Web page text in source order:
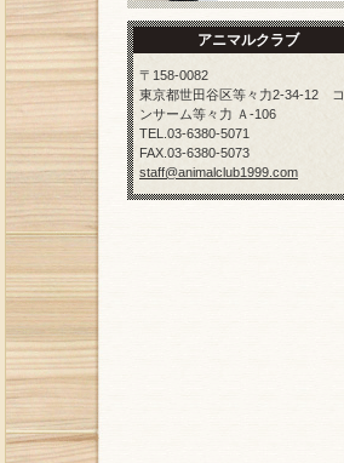
アニマルクラブ
〒158-0082
東京都世田谷区等々力2-34-12 コ
ンサーム等々力 Ａ-106
TEL.03-6380-5071
FAX.03-6380-5073
staff@animalclub1999.com